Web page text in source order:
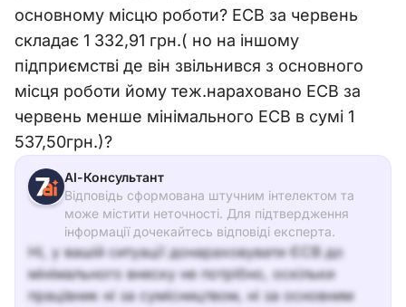
основному місцю роботи? ЕСВ за червень
складає 1 332,91 грн.( но на іншому
підприємстві де він звільнився з основного
місця роботи йому теж.нараховано ЕСВ за
червень менше мінімального ЕСВ в сумі 1
537,50грн.)?
АІ-Консультант
Відповідь сформована штучним інтелектом та
може містити неточності. Для підтвердження
інформації дочекайтесь відповіді експерта.
Ні, у вашій ситуації донараховувати ЄСВ до
мінімального внеску не потрібно, оскільки
працівник ні за сумісництвом, ні за основним